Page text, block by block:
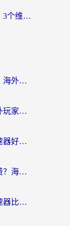
海外党必看：斧牛和嘀嗒哪个好？3个维度教你选对回国加速器
印度怎么玩一拳超人：最强之男？海外党国服游戏加速避坑指南
国外怎么玩明日方舟不延迟？海外玩家国服游戏加速终极指南（附DNF梦幻诛仙解决方案）
海外党别愁！打炉石传说什么加速器好用？3个实用技巧解决国服游戏卡顿
国外玩流放之路用什么加速器免费？海外党亲测有效的国服游戏加速指南
国外玩国服浮生为卿歌用什么加速器比较好？海外党亲测不踩坑指南